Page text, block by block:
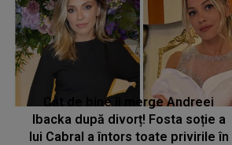
Cât de bine îi merge Andreei
Ibacka după divorț! Fosta soție a
lui Cabral a întors toate privirile în